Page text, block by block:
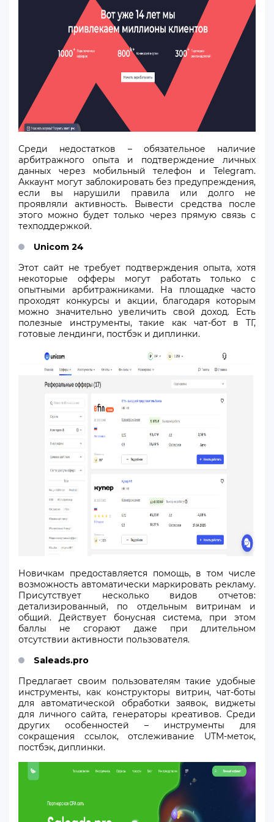
Среди недостатков – обязательное наличие
арбитражного опыта и подтверждение личных
данных через мобильный телефон и Telegram.
Аккаунт могут заблокировать без предупреждения,
если вы нарушили правила или долго не
проявляли активность. Вывести средства после
этого можно будет только через прямую связь с
техподдержкой.
Unicom 24
Этот сайт не требует подтверждения опыта, хотя
некоторые офферы могут работать только с
опытными арбитражниками. На площадке часто
проходят конкурсы и акции, благодаря которым
можно значительно увеличить свой доход. Есть
полезные инструменты, такие как чат-бот в ТГ,
готовые лендинги, постбэк и диплинки.
Новичкам предоставляется помощь, в том числе
возможность автоматически маркировать рекламу.
Присутствует несколько видов отчетов:
детализированный, по отдельным витринам и
общий. Действует бонусная система, при этом
баллы не сгорают даже при длительном
отсутствии активности пользователя.
Saleads.pro
Предлагает своим пользователям такие удобные
инструменты, как конструкторы витрин, чат-боты
для автоматической обработки заявок, виджеты
для личного сайта, генераторы креативов. Среди
других особенностей – инструменты для
сокращения ссылок, отслеживание UTM-меток,
постбэк, диплинки.